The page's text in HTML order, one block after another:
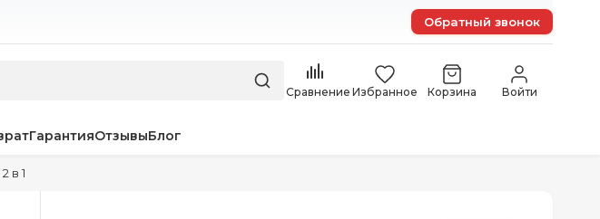
Обратный звонок
Сравнение Избранное Корзина Войти
ГарантияОтзывыБлог
в 1